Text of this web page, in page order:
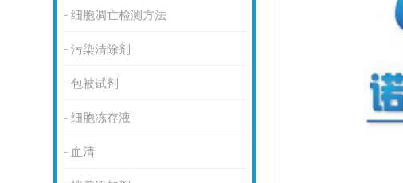
细胞凋亡检测方法
污染清除剂
包被试剂
细胞冻存液
血清